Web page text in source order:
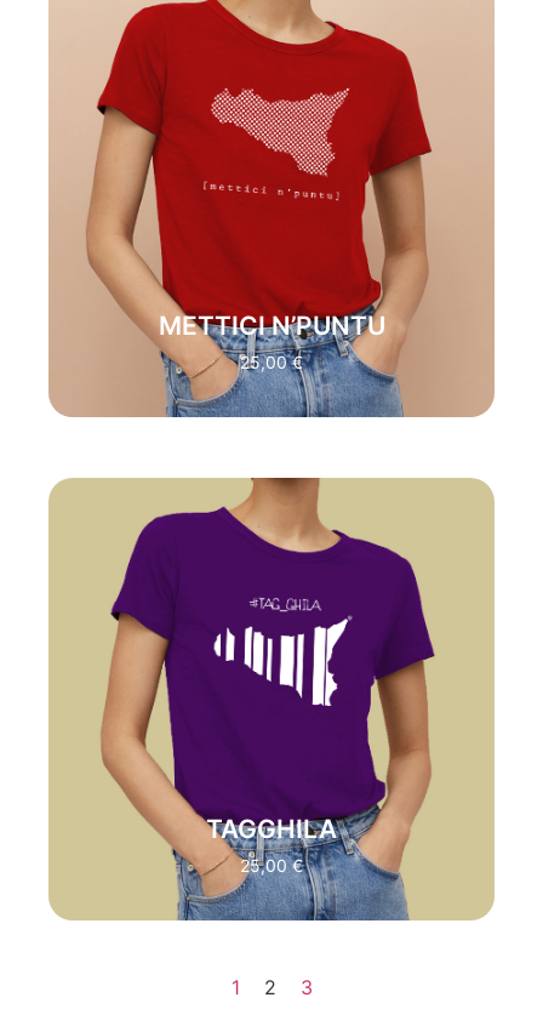
METTICI N’PUNTU
25,00€
“SICILIAN SECURE”:
Mettici ‘n puntu e’ la
frase della consapevolezza, ormai stanchi e
saturi da situazioni a senso unico si cerca
la forza di dire “basta”. usata in svariati
contesti, e’ sicuramente il modo di dire
migliore per poter porre fine ad una
condizione ormai giunta al termine.
TRADUZIONE:
“mettici un punto”.
ACQUISTA
TAGGHILA
25,00€
"SICILIAN STRONG"
TAGGHILA E' LA
MAGLIA IDEALE PER CHI SA OSARE,
CHI LA INDOSSA SA QUAND'E' IL
MOMENTO DI DIRE BASTA. LO SPIRITO
SUPERBO CREA UN CONNUBIO CON
LA SIMPATIA, INCARNANDO
PERFETTAMENTE LO STILE DEL
SICILIANO D.O.C
TRADUZIONE:
"TAGLIALA (SMETTILA)"
ACQUISTA
1 2 3